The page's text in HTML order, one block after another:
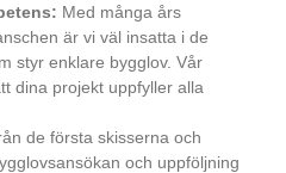
Med många års
är vi väl insatta i de
styr enklare bygglov. Vår
dina projekt uppfyller alla
de första skisserna och
och uppföljning